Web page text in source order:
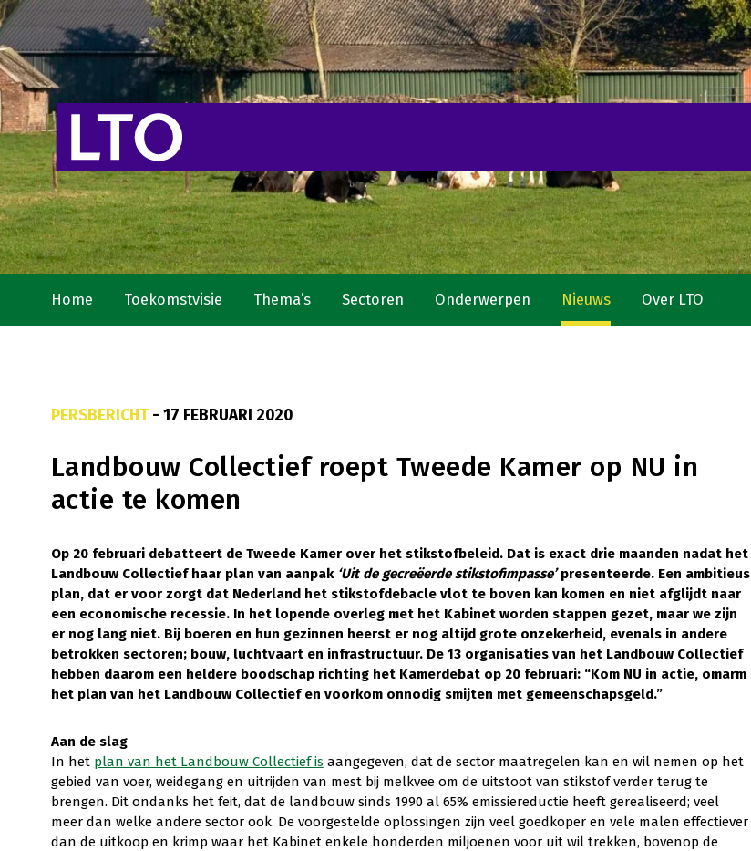
Home Toekomstvisie Thema’s Sectoren Onderwerpen Nieuws Over LTO
PERSBERICHT- 17 FEBRUARI 2020
Landbouw Collectief roept Tweede Kamer op NU in
actie te komen
Op 20 februari debatteert de Tweede Kamer over het stikstofbeleid. Dat is exact drie maanden nadat het
Landbouw Collectief haar plan van aanpak ‘Uit de gecreëerde stikstofimpasse’presenteerde. Een ambitieus
plan, dat er voor zorgt dat Nederland het stikstofdebacle vlot te boven kan komen en niet afglijdt naar
een economische recessie. In het lopende overleg met het Kabinet worden stappen gezet, maar we zijn
er nog lang niet. Bij boeren en hun gezinnen heerst er nog altijd grote onzekerheid, evenals in andere
betrokken sectoren; bouw, luchtvaart en infrastructuur. De 13 organisaties van het Landbouw Collectief
hebben daarom een heldere boodschap richting het Kamerdebat op 20 februari: “Kom NU in actie, omarm
het plan van het Landbouw Collectief en voorkom onnodig smijten met gemeenschapsgeld.”
Aan de slag
In het plan van het Landbouw Collectief is aangegeven, dat de sector maatregelen kan en wil nemen op het
gebied van voer, weidegang en uitrijden van mest bij melkvee om de uitstoot van stikstof verder terug te
brengen. Dit ondanks het feit, dat de landbouw sinds 1990 al 65% emissiereductie heeft gerealiseerd; veel
meer dan welke andere sector ook. De voorgestelde oplossingen zijn veel goedkoper en vele malen effectiever
dan de uitkoop en krimp waar het Kabinet enkele honderden miljoenen voor uit wil trekken, bovenop de